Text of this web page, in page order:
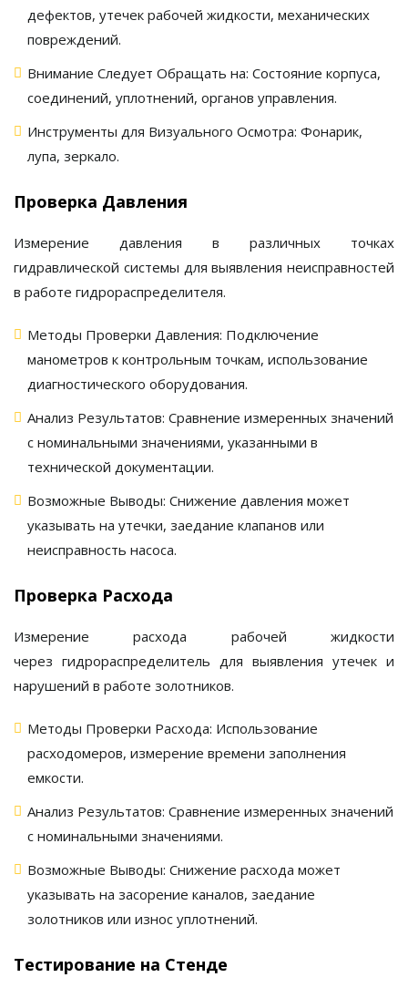
дефектов, утечек рабочей жидкости, механических
повреждений.
Внимание Следует Обращать на: Состояние корпуса,
соединений, уплотнений, органов управления.
Инструменты для Визуального Осмотра: Фонарик,
лупа, зеркало.
Проверка Давления
Измерение давления в различных точках
гидравлической системы для выявления неисправностей
в работе гидрораспределителя.
Методы Проверки Давления: Подключение
манометров к контрольным точкам, использование
диагностического оборудования.
Анализ Результатов: Сравнение измеренных значений
с номинальными значениями, указанными в
технической документации.
Возможные Выводы: Снижение давления может
указывать на утечки, заедание клапанов или
неисправность насоса.
Проверка Расхода
Измерение расхода рабочей жидкости
через гидрораспределитель для выявления утечек и
нарушений в работе золотников.
Методы Проверки Расхода: Использование
расходомеров, измерение времени заполнения
емкости.
Анализ Результатов: Сравнение измеренных значений
с номинальными значениями.
Возможные Выводы: Снижение расхода может
указывать на засорение каналов, заедание
золотников или износ уплотнений.
Тестирование на Стенде